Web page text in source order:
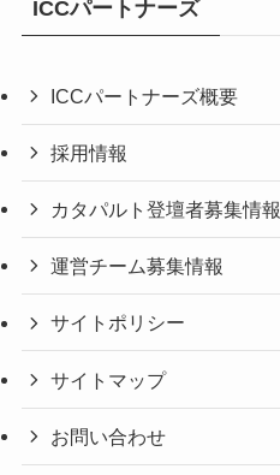
ICCパートナーズ
ICCパートナーズ概要
採用情報
カタパルト登壇者募集情報
運営チーム募集情報
サイトポリシー
サイトマップ
お問い合わせ